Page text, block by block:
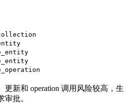
新和 operation 调用风险较高，生
批。